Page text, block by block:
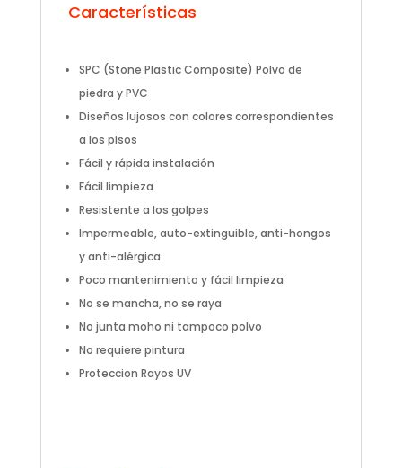
Características
SPC (Stone Plastic Composite) Polvo de
piedra y PVC
Diseños lujosos con colores correspondientes
a los pisos
Fácil y rápida instalación
Fácil limpieza
Resistente a los golpes
Impermeable, auto-extinguible, anti-hongos
y anti-alérgica
Poco mantenimiento y fácil limpieza
No se mancha, no se raya
No junta moho ni tampoco polvo
No requiere pintura
Proteccion Rayos UV